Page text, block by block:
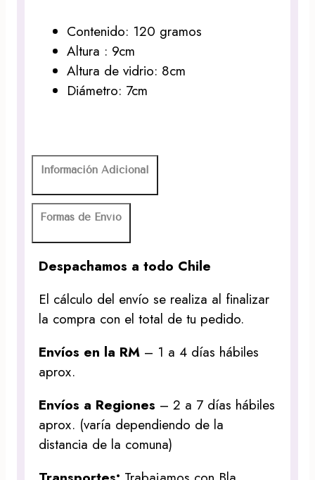
Contenido: 120 gramos
Altura : 9cm
Altura de vidrio: 8cm
Diámetro: 7cm
Información Adicional
Formas de Envío
Despachamos a todo Chile
El cálculo del envío se realiza al finalizar
la compra con el total de tu pedido.
Envíos en la RM – 1 a 4 días hábiles
aprox.
Envíos a Regiones – 2 a 7 días hábiles
aprox. (varía dependiendo de la
distancia de la comuna)